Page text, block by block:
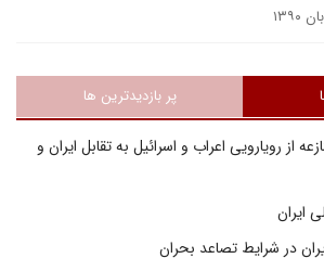
پر بازدیدترین ها
از رویارویی اعراب و اسرائیل به تقابل ایران و
ایران
در شرایط تصاعد بحران